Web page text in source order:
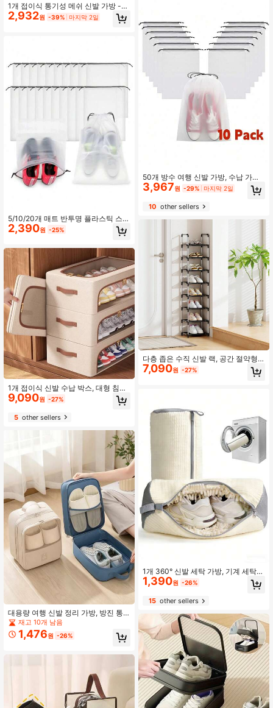
1개 접이식 통기성 메쉬 신발 가방 -
투명한 가시적 디자인, 내구성 있는 폴
리에스터 대용량 신발 보관 가방, 헬스
2,932원 -39% 마지막 2일
5/10/20개 매트 반투명 플라스틱 스포
츠 신발 보관 가방, 재사용 가능한 드
로스트링 신발 상자, 가정 정리 용기
2,390원 -25%
1개 접이식 신발 수납 박스, 대형 침대
밑 정리함, 신발 & 의류용 다용도 서랍
빈, 옷장, 침대, 기숙사 & 침실에 적합.
캐비닛 상단에서 크리스마스, 휴일 &
계절 수납에 사용 가능, 공간 절약 홈
9,090원 -27%
5other sellers
대용량 여행 신발 정리 가방, 방진 통
기성 있는 다중 포켓 디자인, 휴대용
손잡이, 출장, 운동, 일상 사용, 주말 여
행, 체육관, 기숙사 필수품, 여행자 선
재고 10개 남음
1,476원 -26%
50개 방수 여행 신발 가방, 수납 가방,
휴대용 신발 가방, 끈 신발 정리함, 끈
가방, 여행 의류 수납 가방, 재사용 가
능한 끈 신발 가방, 여행 가방, 체육관,
휴가 - 개학에 적합
3,967원 -29% 마지막 2일
10 other sellers
다층 좁은 수직 신발 랙, 공간 절약형
수납 정리대, 현관 및 복도에 적합
7,090원 -27%
1개 360° 신발 세탁 가방, 기계 세탁
가능, 게으른 사람들을 위한 필수품,
걸어서 건조 가능, 모든 종류의 신발,
남성 신발, 여성 신발 및 운동화에 적
합/휴가 필수품/욕실 액세서리/여행
필수품/여행/욕실, 집들이 선물
1,390원 -26%
15other sellers